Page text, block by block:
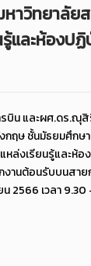
หาวิทยาลั
และห้องป
น และผศ.ดร.ณุ
ฤษ ชั้นมัธยมศึกษ
ล่งเรียนรู้และห้
นต้อนรับบนสา
2566 เวลา